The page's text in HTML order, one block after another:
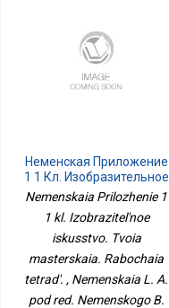
Неменская Приложение
1 1 Кл. Изобразительное
Искусство. Твоя
Тетрадь.
Nemenskaia Prilozhenie 1
1 kl. Izobrazitel'noe
iskusstvo. Tvoia
masterskaia. Rabochaia
tetrad'. , Nemenskaia L. A.
pod red. Nemenskogo B.